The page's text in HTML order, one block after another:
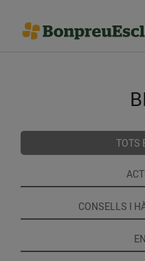
TOTS
CONSELLS I